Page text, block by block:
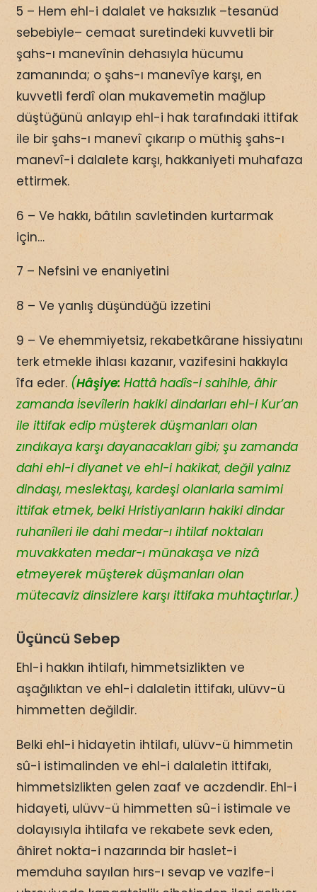
5 – Hem ehl-i dalalet ve haksızlık –tesanüd
sebebiyle– cemaat suretindeki kuvvetli bir
şahs-ı manevînin dehasıyla hücumu
zamanında; o şahs-ı manevîye karşı, en
kuvvetli ferdî olan mukavemetin mağlup
düştüğünü anlayıp ehl-i hak tarafındaki ittifak
ile bir şahs-ı manevî çıkarıp o müthiş şahs-ı
manevî-i dalalete karşı, hakkaniyeti muhafaza
ettirmek.
6 – Ve hakkı, bâtılın savletinden kurtarmak
için…
7 – Nefsini ve enaniyetini
8 – Ve yanlış düşündüğü izzetini
9 – Ve ehemmiyetsiz, rekabetkârane hissiyatını
terk etmekle ihlası kazanır, vazifesini hakkıyla
îfa eder. (Hâşiye: Hattâ hadîs-i sahihle, âhir
zamanda İsevîlerin hakiki dindarları ehl-i Kur’an
ile ittifak edip müşterek düşmanları olan
zındıkaya karşı dayanacakları gibi; şu zamanda
dahi ehl-i diyanet ve ehl-i hakikat, değil yalnız
dindaşı, meslektaşı, kardeşi olanlarla samimi
ittifak etmek, belki Hristiyanların hakiki dindar
ruhanîleri ile dahi medar-ı ihtilaf noktaları
muvakkaten medar-ı münakaşa ve nizâ
etmeyerek müşterek düşmanları olan
mütecaviz dinsizlere karşı ittifaka muhtaçtırlar.)
Üçüncü Sebep
Ehl-i hakkın ihtilafı, himmetsizlikten ve
aşağılıktan ve ehl-i dalaletin ittifakı, ulüvv-ü
himmetten değildir.
Belki ehl-i hidayetin ihtilafı, ulüvv-ü himmetin
sû-i istimalinden ve ehl-i dalaletin ittifakı,
himmetsizlikten gelen zaaf ve aczdendir. Ehl-i
hidayeti, ulüvv-ü himmetten sû-i istimale ve
dolayısıyla ihtilafa ve rekabete sevk eden,
âhiret nokta-i nazarında bir haslet-i
memduha sayılan hırs-ı sevap ve vazife-i